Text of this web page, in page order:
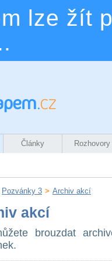
lze žít
Články Rozhovory
Pozvánky 3 > Archiv akcí
akcí
brouzdat